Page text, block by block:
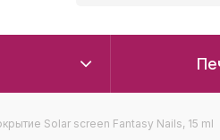
Solar screen Fantasy Nails, 15 ml